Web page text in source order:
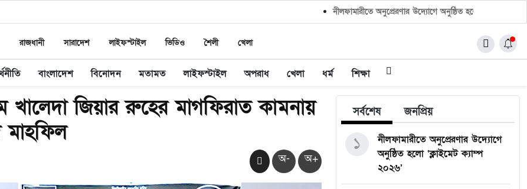
নীলফামারীতে অনুপ্রেরণার উদ্যোগে অনুষ্ঠিত হলো ‘ক্লাইমেট ক্যাম্প
রাজধানী সারাদেশ লাইফস্টাইল ভিডিও শৈলী খেলা
বাংলাদেশ বিনোদন মতামত লাইফস্টাইল অপরাধ খেলা ধর্ম শিক্ষা
খালেদা জিয়ার রুহের মাগফিরাত কামনায়
অ- অ+
সর্বশেষ জনপ্রিয়
নীলফামারীতে অনুপ্রেরণার উদ্যোগে
অনুষ্ঠিত হলো ‘ক্লাইমেট ক্যাম্প
২০২৬’
১